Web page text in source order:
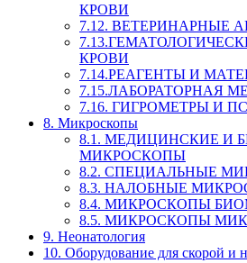
КРОВИ
7.12. ВЕТЕРИНАРНЫЕ
КРОВИ
7.14.РЕАГЕНТЫ И
7.15.ЛАБОРАТОРНАЯ
7.16. ГИГРОМЕТРЫ И
8. Микроскопы
8.1. МЕДИЦИНСКИЕ И
МИКРОСКОПЫ
8.2. СПЕЦИАЛЬНЫЕ
8.3. НАЛОБНЫЕ
8.4. МИКРОСКОПЫ
8.5. МИКРОСКОПЫ
9. Неонатология
10. Оборудование для скорой